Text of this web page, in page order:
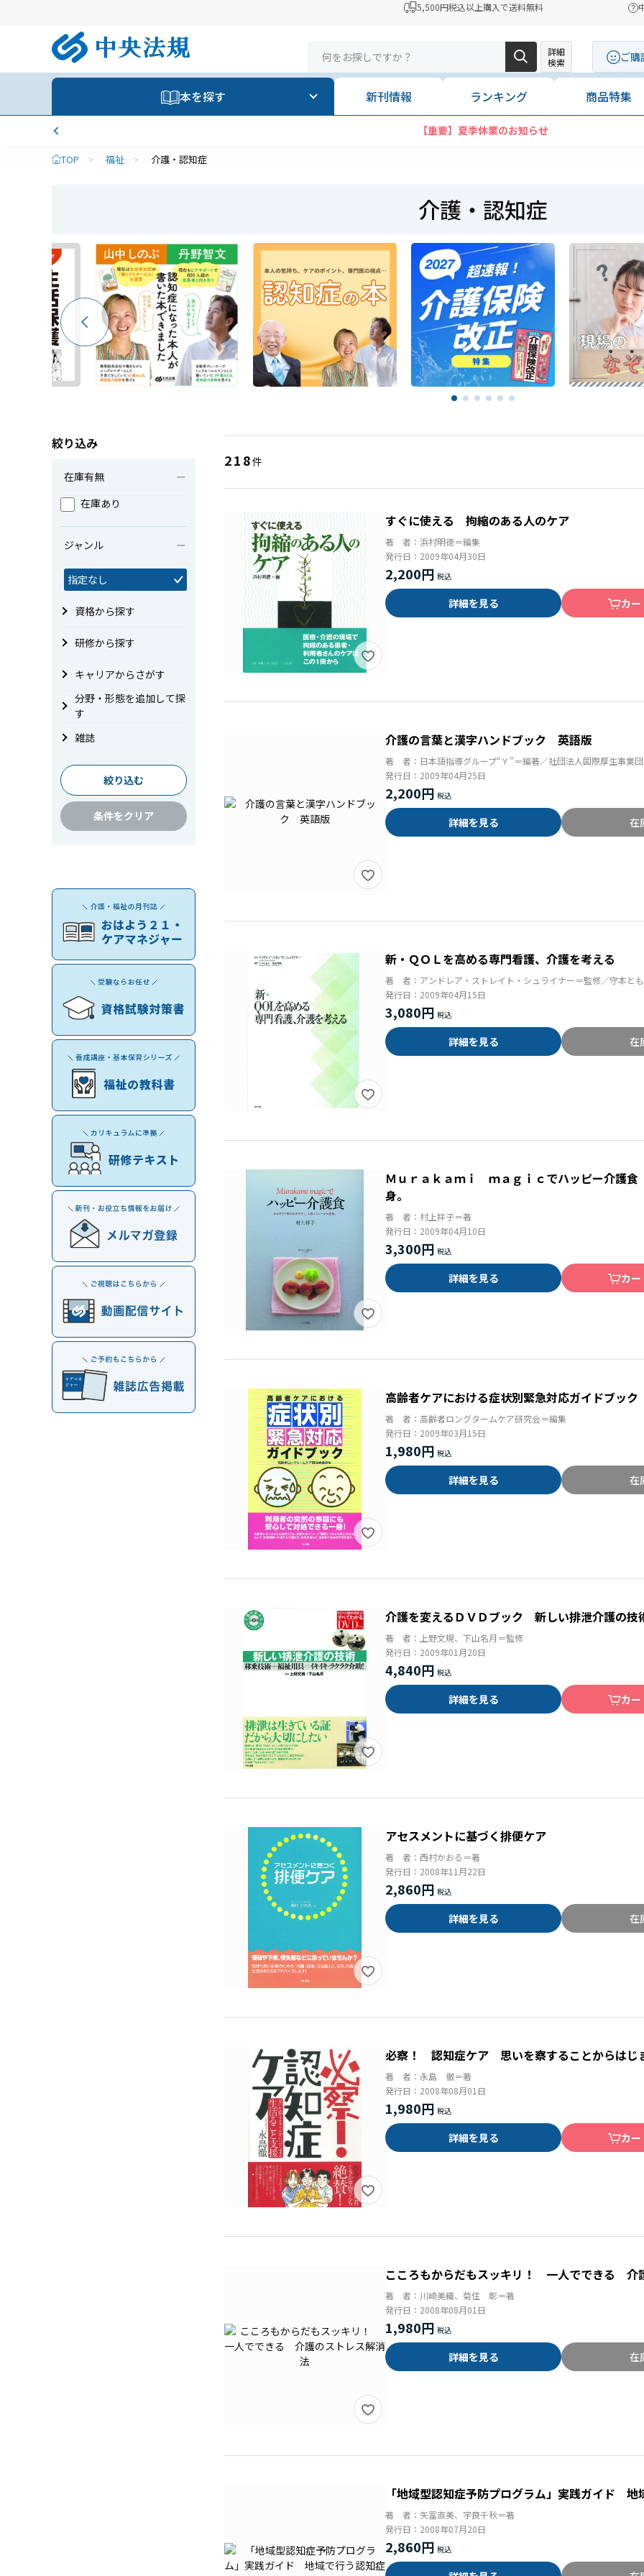
5,500円税込以上購入で送料無料
詳細
検索
ご
本を探す 新刊情報 ランキング 商品特集
コンビニ決済に「セブンイレブン」を追加いたしました
TOP > 福祉 > 介護・認知症
介護・認知症
絞り込み
在庫有無
在庫あり
ジャンル
指定なし
資格から探す
研修から探す
キャリアからさがす
分野・形態を追加して探
す
雑誌
絞り込む
条件をクリア
218件
すぐに使える 拘縮のある人のケア
著 者： 浜村明徳＝編集
発行日： 2009年04月30日
2,200円
詳細を見る カー
介護の言葉と漢字ハンドブック 英語版
著 者： 日本語指導グループ“Ｙ”＝編著／社団法人国際厚生事業
発行日： 2009年04月25日
2,200円
詳細を見る 在
新・ＱＯＬを高める専門看護、介護を考える
著 者： アンドレア・ストレイト・シュライナー＝監修／守本と
発行日： 2009年04月15日
3,080円
詳細を見る 在
Ｍｕｒａｋａｍｉ ｍａｇｉｃでハッピー介護
身。
著 者： 村上祥子＝著
発行日： 2009年04月10日
3,300円
詳細を見る カー
高齢者ケアにおける症状別緊急対応ガイドブック
著 者： 高齢者ロングタームケア研究会＝編集
発行日： 2009年03月15日
1,980円
詳細を見る 在
介護を変えるＤＶＤブック 新しい排泄介護の
著 者： 上野文規、下山名月＝監修
発行日： 2009年01月20日
4,840円
詳細を見る カー
アセスメントに基づく排便ケア
著 者： 西村かおる＝著
発行日： 2008年11月22日
2,860円
詳細を見る 在
必察！ 認知症ケア 思いを察することからはじ
著 者： 永島 徹＝著
発行日： 2008年08月01日
1,980円
詳細を見る カー
こころもからだもスッキリ！ 一人でできる 介
著 者： 川崎美織、菊住 彰＝著
発行日： 2008年08月01日
1,980円
詳細を見る 在
「地域型認知症予防プログラム」実践ガイド
著 者： 矢冨直美、宇良千秋＝著
発行日： 2008年07月20日
2,860円